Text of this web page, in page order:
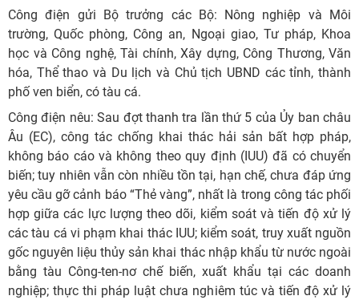
Công điện gửi Bộ trưởng các Bộ: Nông nghiệp và Môi
trường, Quốc phòng, Công an, Ngoại giao, Tư pháp, Khoa
học và Công nghệ, Tài chính, Xây dựng, Công Thương, Văn
hóa, Thể thao và Du lịch và Chủ tịch UBND các tỉnh, thành
phố ven biển, có tàu cá.
Công điện nêu: Sau đợt thanh tra lần thứ 5 của Ủy ban châu
Âu (EC), công tác chống khai thác hải sản bất hợp pháp,
không báo cáo và không theo quy định (IUU) đã có chuyển
biến; tuy nhiên vẫn còn nhiều tồn tại, hạn chế, chưa đáp ứng
yêu cầu gỡ cảnh báo “Thẻ vàng”, nhất là trong công tác phối
hợp giữa các lực lượng theo dõi, kiểm soát và tiến độ xử lý
các tàu cá vi phạm khai thác IUU; kiểm soát, truy xuất nguồn
gốc nguyên liệu thủy sản khai thác nhập khẩu từ nước ngoài
bằng tàu Công-ten-nơ chế biến, xuất khẩu tại các doanh
nghiệp; thực thi pháp luật chưa nghiêm túc và tiến độ xử lý